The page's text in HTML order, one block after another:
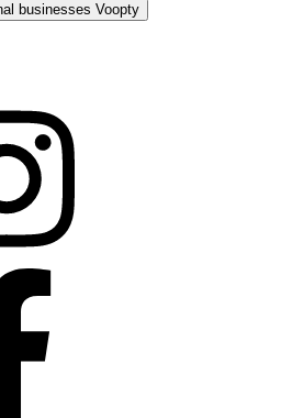
businesses Voopty